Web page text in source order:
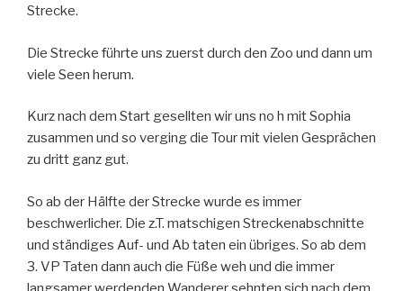
Strecke.
Die Strecke führte uns zuerst durch den Zoo und dann um
viele Seen herum.
Kurznach dem Start gesellten wir uns no h mit Sophia
zusammen und so verging die Tour mit vielen Gesprächen
zu dritt ganz gut.
So ab der Hälfte der Strecke wurde es immer
beschwerlicher. Die z.T. matschigen Streckenabschnitte
und ständiges Auf- und Ab taten ein übriges. So ab dem
3. VP Taten dann auch die Füße weh und die immer